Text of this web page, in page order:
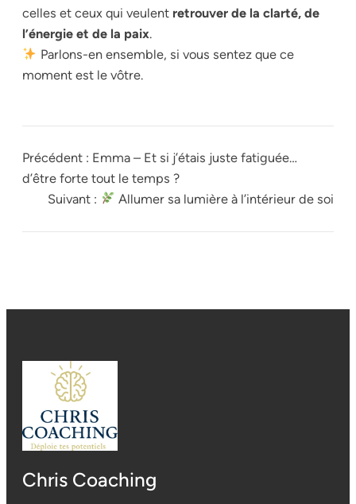
celles et ceux qui veulent retrouver de la clarté, de
l’énergie et de la paix.
Parlons-en ensemble, si vous sentez que ce
moment est le vôtre.
Précédent : Emma – Et si j’étais juste fatiguée…
d’être forte tout le temps ?
Suivant :
Allumer sa lumière à l’intérieur de soi
Chris Coaching